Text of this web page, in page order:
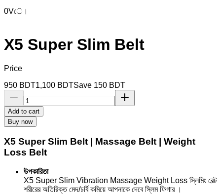
0Vে।
X5 Super Slim Belt
Price
950 BDT1,100 BDTSave 150 BDT
Add to cart
Buy now
X5 Super Slim Belt | Massage Belt | Weight
Loss Belt
উপকারিতা
X5 Super Slim Vibration Massage Weight Loss স্লিমিং বেল্ট
শরীরের অতিরিক্ত মেদ/চর্বি কমিয়ে আপনাকে দেবে স্লিম ফিগার ।